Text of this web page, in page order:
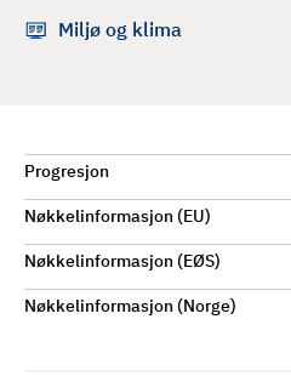
Miljø og klima
Progresjon
Nøkkelinformasjon (EU)
Nøkkelinformasjon (EØS)
Nøkkelinformasjon (Norge)